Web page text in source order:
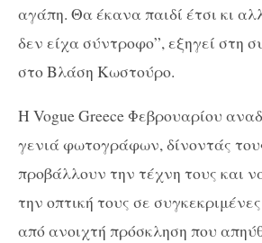
αγάπη. Θα έκανα παιδί έτσι κι
δεν είχα σύντροφο”, εξηγεί στη
στο Βλάση Κωστούρο.
Η Vogue Greece Φεβρουαρίου
γενιά φωτογράφων, δίνοντάς
προβάλλουν την τέχνη τους και
την οπτική τους σε
από ανοιχτή πρόσκληση που